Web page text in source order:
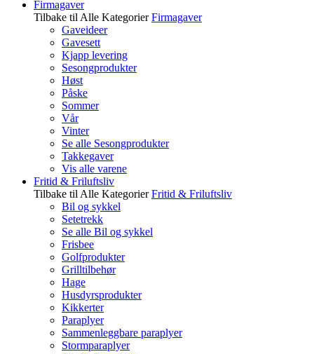
Firmagaver
Tilbake til Alle Kategorier Firmagaver
Gaveideer
Gavesett
Kjapp levering
Sesongprodukter
Høst
Påske
Sommer
Vår
Vinter
Se alle Sesongprodukter
Takkegaver
Vis alle varene
Fritid & Friluftsliv
Tilbake til Alle Kategorier Fritid & Friluftsliv
Bil og sykkel
Setetrekk
Se alle Bil og sykkel
Frisbee
Golfprodukter
Grilltilbehør
Hage
Husdyrsprodukter
Kikkerter
Paraplyer
Sammenleggbare paraplyer
Stormparaplyer